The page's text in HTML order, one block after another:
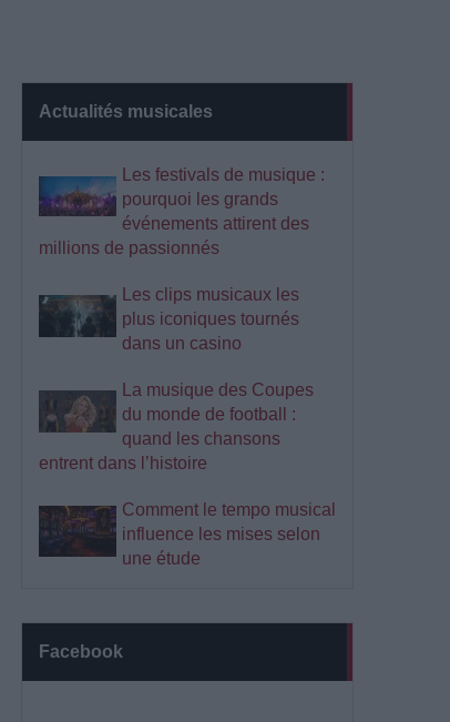
Actualités musicales
Les festivals de musique :
pourquoi les grands
événements attirent des
millions de passionnés
Les clips musicaux les
plus iconiques tournés
dans un casino
La musique des Coupes
du monde de football :
quand les chansons
entrent dans l’histoire
Comment le tempo musical
influence les mises selon
une étude
Facebook